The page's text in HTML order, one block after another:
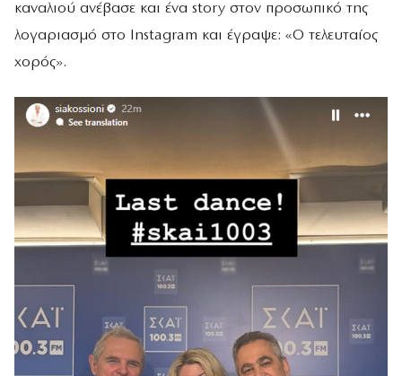
καναλιού ανέβασε και ένα story στον προσωπικό της
λογαριασμό στο Instagram και έγραψε: «Ο τελευταίος
χορός».